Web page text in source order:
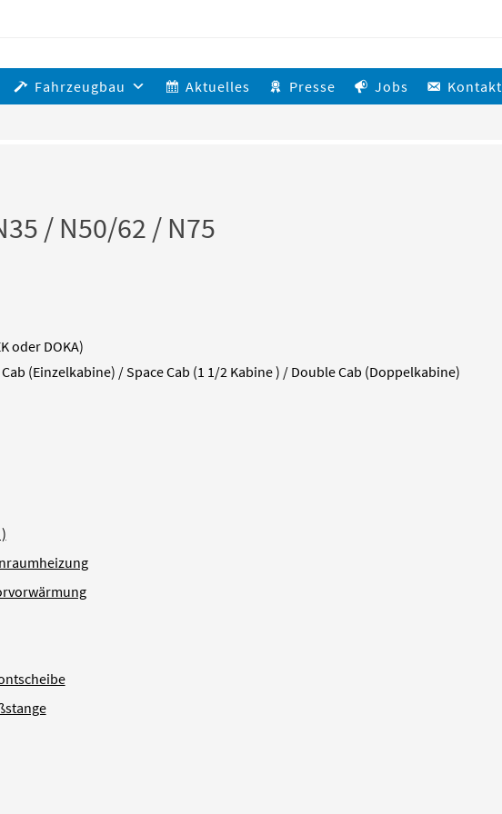
Fahrzeugbau Aktuelles Presse Jobs Kontakt
/ N50/62 / N75
oder DOKA)
(Einzelkabine) / Space Cab (1 1/2 Kabine ) / Double Cab (Doppelkabine)